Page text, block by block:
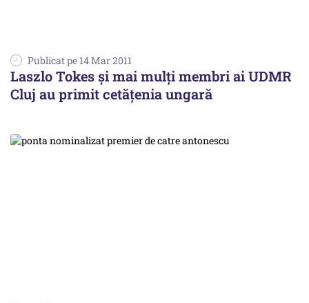
Publicat pe 14 Mar 2011
Laszlo Tokes şi mai mulţi membri ai UDMR
Cluj au primit cetăţenia ungară